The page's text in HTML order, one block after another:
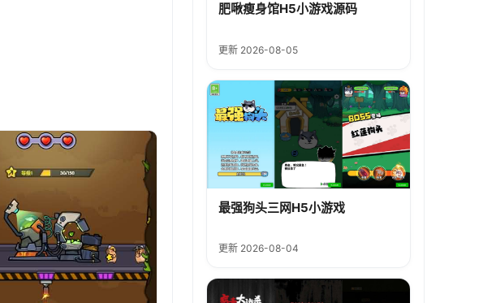
肥啾瘦身馆H5小游戏源码
更新 2026-08-05
最强狗头三网H5小游戏
更新 2026-08-04